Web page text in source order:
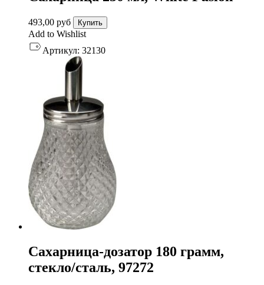
493,00 руб Купить
Add to Wishlist
Артикул: 32130
Сахарница-дозатор 180 грамм,
стекло/сталь, 97272